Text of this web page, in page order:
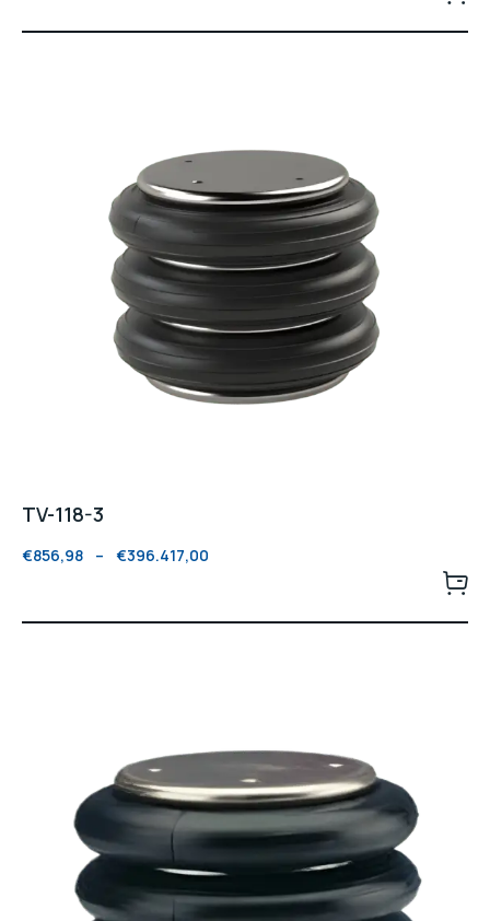
TV-118-3
€856,98 – €396.417,00